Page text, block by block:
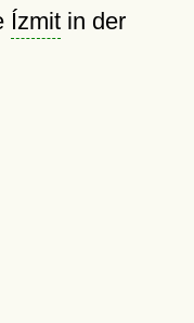
Ízmitin der